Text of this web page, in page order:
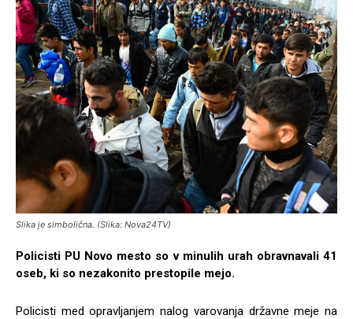
Slika je simbolična. (Slika: Nova24TV)
Policisti PU Novo mesto so v minulih urah obravnavali 41
oseb, ki so nezakonito prestopile mejo.
Policisti med opravljanjem nalog varovanja državne meje na